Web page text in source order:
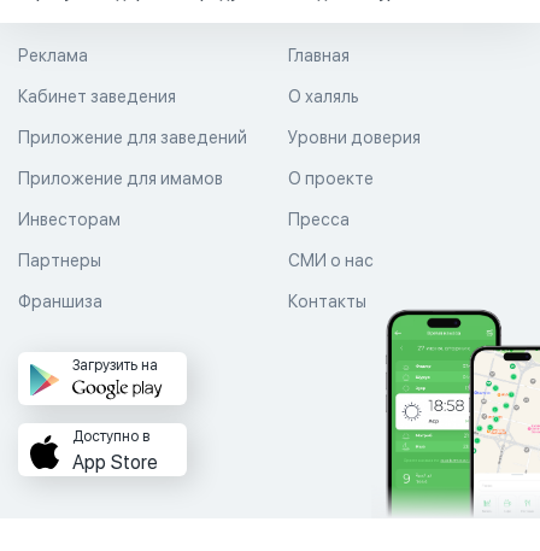
Главная
О халяль
Уровни доверия
Реклама
Кабинет заведения
Приложение для заведений
Приложение для имамов О проекте
Пресса
СМИ о нас
Контакты
Инвесторам
Партнеры
Франшиза
Загрузить на
Доступно в
App Store